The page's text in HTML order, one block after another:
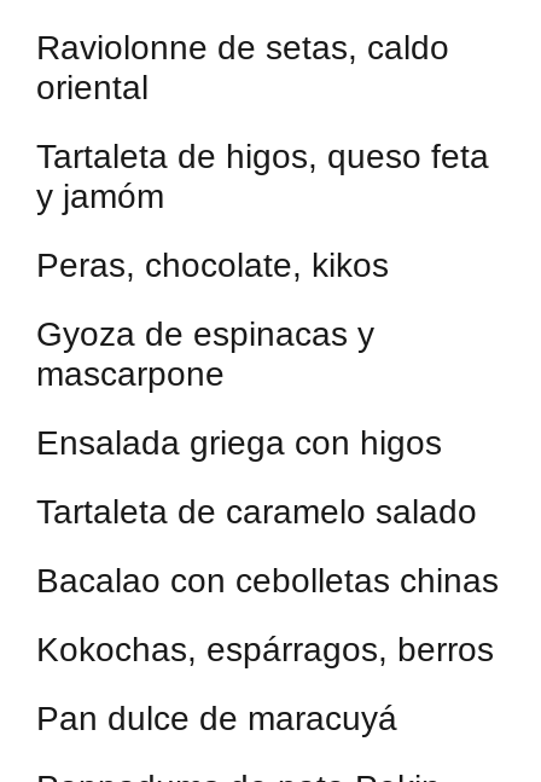
Raviolonne de setas, caldo
oriental
Tartaleta de higos, queso feta
y jamóm
Peras, chocolate, kikos
Gyoza de espinacas y
mascarpone
Ensalada griega con higos
Tartaleta de caramelo salado
Bacalao con cebolletas chinas
Kokochas, espárragos, berros
Pan dulce de maracuyá